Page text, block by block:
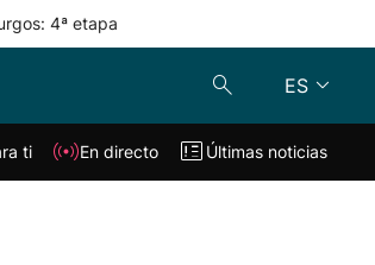
4ª etapa
ES
Klisk En directo
ti En directo Últimas noticias